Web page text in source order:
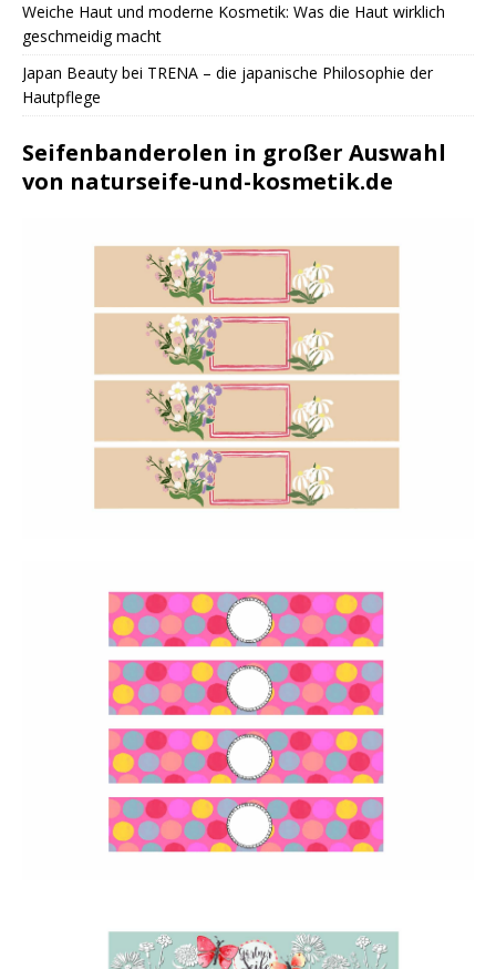
Weiche Haut und moderne Kosmetik: Was die Haut wirklich
geschmeidig macht
Japan Beauty bei TRENA – die japanische Philosophie der
Hautpflege
Seifenbanderolen in großer Auswahl
von naturseife-und-kosmetik.de